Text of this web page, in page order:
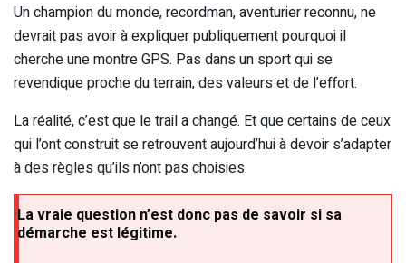
Un champion du monde, recordman, aventurier reconnu, ne
devrait pas avoir à expliquer publiquement pourquoi il
cherche une montre GPS. Pas dans un sport qui se
revendique proche du terrain, des valeurs et de l’effort.
La réalité, c’est que le trail a changé. Et que certains de ceux
qui l’ont construit se retrouvent aujourd’hui à devoir s’adapter
à des règles qu’ils n’ont pas choisies.
La vraie question n’est donc pas de savoir si sa
démarche est légitime.